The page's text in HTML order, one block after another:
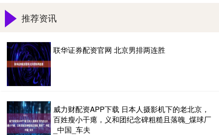
推荐资讯
联华证券配资官网 北京男排两连胜
威力财配资APP下载 日本人摄影机下的老北京，
百姓瘦小干瘪，义和团纪念碑粗糙且落魄_煤球厂
_中国_车夫